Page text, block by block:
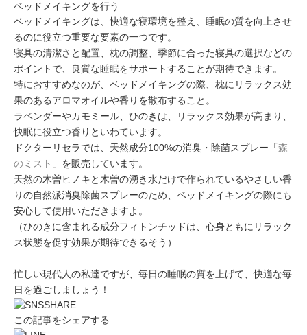
ベッドメイキングを行う
ベッドメイキングは、快適な寝環境を整え、睡眠の質を向上させ
るのに役立つ重要な要素の一つです。
寝具の清潔さと配置、枕の調整、季節に合った寝具の選択などの
ポイントで、良質な睡眠をサポートすることが期待できます。
特におすすめなのが、ベッドメイキングの際、枕にリラックス効
果のあるアロマオイルや香りを散布すること。
ラベンダーやカモミール、ひのきは、リラックス効果が高まり、
快眠に役立つ香りといわています。
ドクターリセラでは、天然成分100%の消臭・除菌スプレー「森
のミスト 」を販売しています。
天然の木曽ヒノキと木曽の湧き水だけで作られているやさしい香
りの自然派消臭除菌スプレーのため、ベッドメイキングの際にも
安心して使用いただきますよ。
（ひのきに含まれる成分フィトンチッドは、心身ともにリラック
ス状態を促す効果が期待できるそう）
忙しい現代人の私達ですが、毎日の睡眠の質を上げて、快適な毎
日を過ごしましょう！
この記事をシェアする